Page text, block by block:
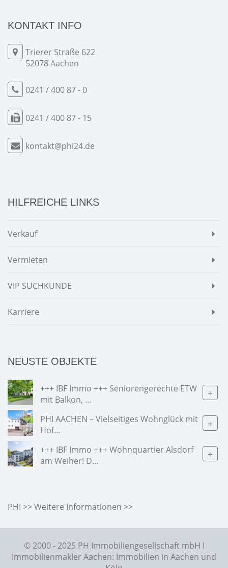
KONTAKT INFO
Trierer Straße 622
52078 Aachen
0241 / 400 87 - 0
0241 / 400 87 - 15
kontakt@phi24.de
HILFREICHE LINKS
Verkauf
Vermieten
VIP SUCHKUNDE
Karriere
NEUSTE OBJEKTE
+++ IBF Immo +++ Seniorengerechte ETW
mit Balkon, ...
+
PHI AACHEN – Vielseitiges Wohnglück mit
Hof...
+
+++ IBF Immo +++ Wohnquartier Alsdorf
am Weiher! D...
+
PHI >> Weitere Informationen >>
© 2000 - 2025 PH Immobiliengesellschaft mbH I
Immobilienmakler Aachen: Immobilien in Aachen und